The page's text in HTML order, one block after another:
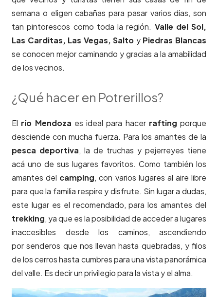
semana o eligen cabañas para pasar varios días, son
tan pintorescos como toda la región. Valle del Sol,
Las Carditas, Las Vegas, Salto yPiedras Blancas
se conocen mejor caminando y gracias a la amabilidad
de los vecinos.
¿Qué hacer en Potrerillos?
El río Mendoza es ideal para hacer rafting porque
desciende con mucha fuerza. Para los amantes de la
pesca deportiva, la de truchas y pejerreyes tiene
acá uno de sus lugares favoritos. Como también los
amantes del camping, con varios lugares al aire libre
para que la familia respire y disfrute. Sin lugar a dudas,
este lugar es el recomendado, para los amantes del
trekking, ya que es la posibilidad de acceder a lugares
inaccesibles desde los caminos, ascendiendo
por senderos que nos llevan hasta quebradas, y filos
de los cerros hasta cumbres para una vista panorámica
del valle. Es decir un privilegio para la vista y el alma.